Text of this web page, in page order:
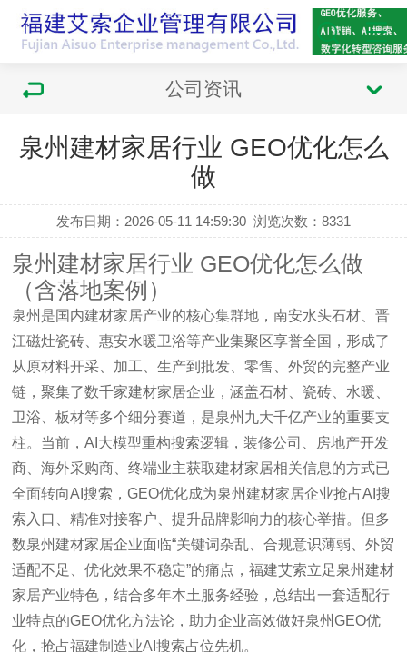
公司资讯
泉州建材家居行业 GEO优化怎么
做
发布日期：2026-05-11 14:59:30 浏览次数：8331
泉州建材家居行业 GEO优化怎么做
（含落地案例）
泉州是国内建材家居产业的核心集群地，南安水头石材、晋
江磁灶瓷砖、惠安水暖卫浴等产业集聚区享誉全国，形成了
从原材料开采、加工、生产到批发、零售、外贸的完整产业
链，聚集了数千家建材家居企业，涵盖石材、瓷砖、水暖、
卫浴、板材等多个细分赛道，是泉州九大千亿产业的重要支
柱。当前，AI大模型重构搜索逻辑，装修公司、房地产开发
商、海外采购商、终端业主获取建材家居相关信息的方式已
全面转向AI搜索，GEO优化成为泉州建材家居企业抢占AI搜
索入口、精准对接客户、提升品牌影响力的核心举措。但多
数泉州建材家居企业面临“关键词杂乱、合规意识薄弱、外贸
适配不足、优化效果不稳定”的痛点，福建艾索立足泉州建材
家居产业特色，结合多年本土服务经验，总结出一套适配行
业特点的GEO优化方法论，助力企业高效做好泉州GEO优
化，抢占福建制造业AI搜索占位先机。